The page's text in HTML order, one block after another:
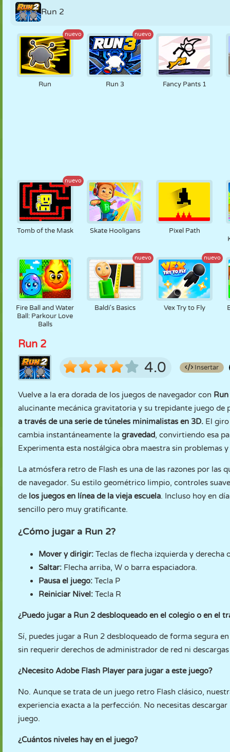
Run 2
nuevo
Run
nuevo
Run 3 Fancy Pants 1
nuevo
Tomb of the Mask Skate Hooligans
Pixel Path
Fire Ball and Water
Ball: Parkour Love
Balls
nuevo
Baldi's Basics
nuevo
Vex Try to Fly
Run 2
4.0 Insertar
Vuelve a la era dorada de los juegos de navegador con
alucinante mecánica gravitatoria y su trepidante juego de
a través de una serie de túneles minimalistas en 3D. El
cambia instantáneamente la gravedad, convirtiendo esa
Experimenta esta nostálgica obra maestra sin problemas
La atmósfera retro de Flash es una de las razones por las
de navegador. Su estilo geométrico limpio, controles
de los juegos en línea de la vieja escuela. Incluso hoy en
sencillo pero muy gratificante.
¿Cómo jugar a Run 2?
Mover y dirigir: Teclas de flecha izquierda y derecha
Saltar: Flecha arriba, W o barra espaciadora.
Pausa el juego: Tecla P
Reiniciar Nivel: Tecla R
¿Puedo jugar a Run 2 desbloqueado en el colegio o en el
Sí, puedes jugar a Run 2 desbloqueado de forma segura
sin requerir derechos de administrador de red ni descargas
¿Necesito Adobe Flash Player para jugar a este juego?
No. Aunque se trata de un juego retro Flash clásico,
experiencia exacta a la perfección. No necesitas
juego.
¿Cuántos niveles hay en el juego?